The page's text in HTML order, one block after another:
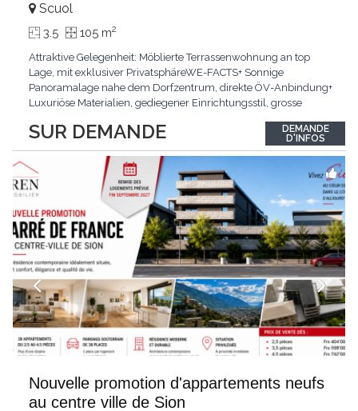
SUR DEMANDE
Scuol
3.5 105 m2
Attraktive Gelegenheit: Möblierte Terrassenwohnung an top
Lage, mit exklusiver PrivatsphäreWE-FACTS+ Sonnige
Panoramalage nahe dem Dorfzentrum, direkte ÖV-Anbindung+
Luxuriöse Materialien, gediegener Einrichtungsstil, grosse
gemeinschaftliche WaschküchePasst für:Geniesser von
Weitblick und gehobenem WohnkomfortDie Wohnung wird
hochwertig
DEMANDE
D'INFOS
Nouvelle promotion d'appartements neufs
au centre ville de Sion